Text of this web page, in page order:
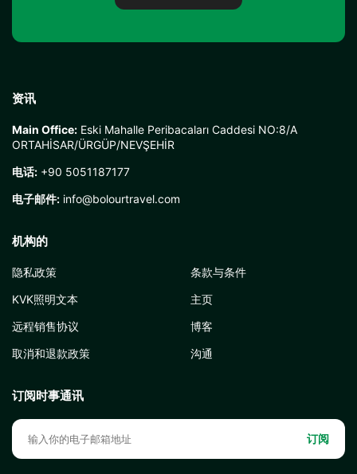
资讯
Main Office: Eski Mahalle Peribacaları Caddesi NO:8/A
ORTAHİSAR/ÜRGÜP/NEVŞEHİR
电话: +90 5051187177
电子邮件: info@bolourtravel.com
机构的
隐私政策
KVK照明文本
远程销售协议
取消和退款政策
条款与条件
主页
博客
沟通
订阅时事通讯
订阅